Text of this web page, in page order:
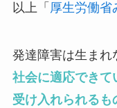
以上「 厚生労働省
発達障害は生まれ
社会に適応できて
受け入れられるも